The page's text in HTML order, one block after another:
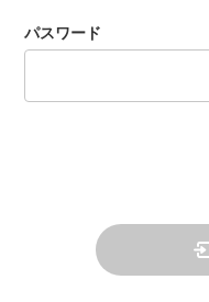
パスワード